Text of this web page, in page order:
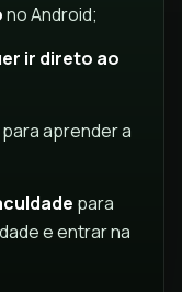
no Android;
ir direto ao
para aprender a
para
e entrar na